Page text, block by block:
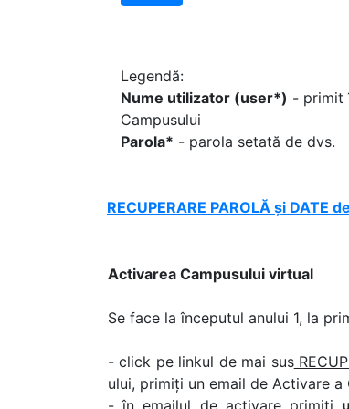
Legendă:
Nume utilizator (user*) - primit
Campusului
Parola* - parola setată de dvs.
RECUPERARE PAROLĂ și DATE
Activarea Campusului virtual
Se face la începutul anului 1, la
- click pe linkul de mai sus
ului, primiți un email de Activare
- în emailul de activare primiți